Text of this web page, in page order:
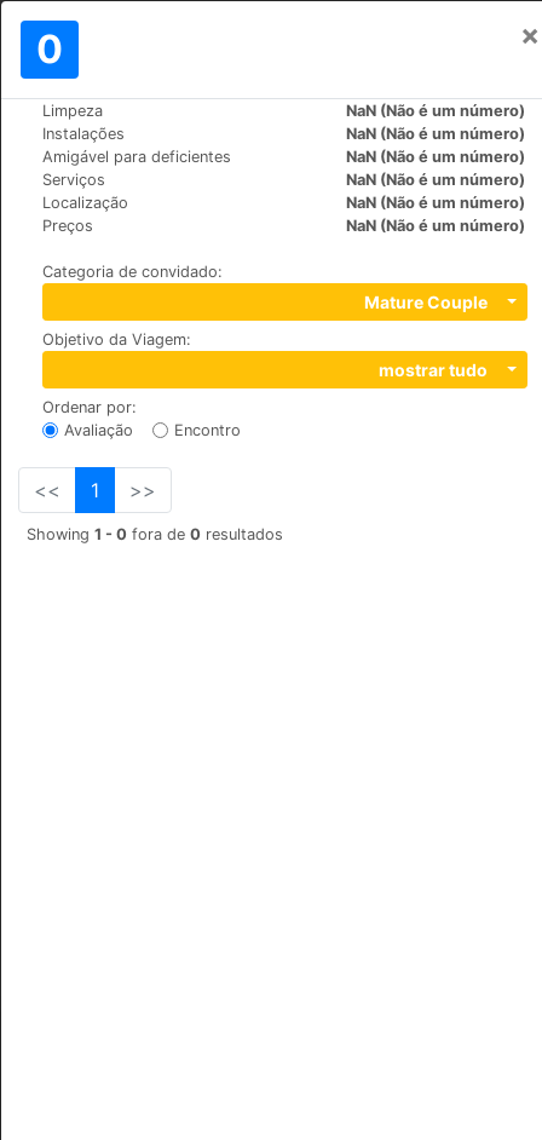
0 ×
Limpeza
NaN (Não é um número)
Instalações
NaN (Não é um número)
Amigável para deficientes
NaN (Não é um número)
Serviços
NaN (Não é um número)
Localização
NaN (Não é um número)
Preços
NaN (Não é um número)
Categoria de convidado:
Mature Couple
Objetivo da Viagem:
mostrar tudo
Ordenar por:
Avaliação
Encontro
<< 1 >>
Showing 1 - 0 fora de 0 resultados
Mundo>Spain
Hotel Rural El Refugio
Calle Cruz de Tejeda S/N, 35328